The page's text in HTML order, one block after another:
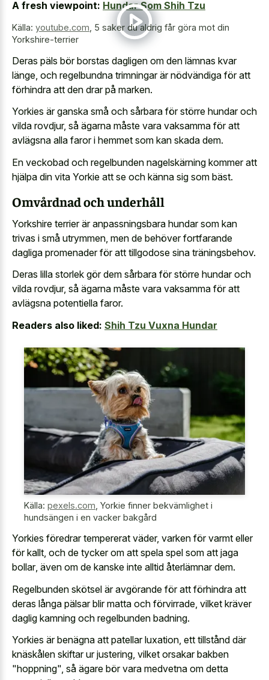
A fresh viewpoint: Hundar Som Shih Tzu
Källa: youtube.com 5 saker du aldrig får göra mot din
Yorkshire-terrier
Deras päls bör borstas dagligen om den lämnas kvar
länge, och regelbundna trimningar är nödvändiga för att
förhindra att den drar på marken.
Yorkies är ganska små och sårbara för större hundar och
vilda rovdjur, så ägarna måste vara vaksamma för att
avlägsna alla faror i hemmet som kan skada dem.
En veckobad och regelbunden nagelskärning kommer att
hjälpa din vita Yorkie att se och känna sig som bäst.
Omvårdnad och underhåll
Yorkshire terrier är anpassningsbara hundar som kan
trivas i små utrymmen, men de behöver fortfarande
dagliga promenader för att tillgodose sina träningsbehov.
Deras lilla storlek gör dem sårbara för större hundar och
vilda rovdjur, så ägarna måste vara vaksamma för att
avlägsna potentiella faror.
Readers also liked: Shih Tzu Vuxna Hundar
Källa: pexels.com Yorkie finner bekvämlighet i
hundsängen i en vacker bakgård
Yorkies föredrar tempererat väder, varken för varmt eller
för kallt, och de tycker om att spela spel som att jaga
bollar, även om de kanske inte alltid återlämnar dem.
Regelbunden skötsel är avgörande för att förhindra att
deras långa pälsar blir matta och förvirrade, vilket kräver
daglig kamning och regelbunden badning.
Yorkies är benägna att patellar luxation, ett tillstånd där
knäskålen skiftar ur justering, vilket orsakar bakben
"hoppning", så ägare bör vara medvetna om detta